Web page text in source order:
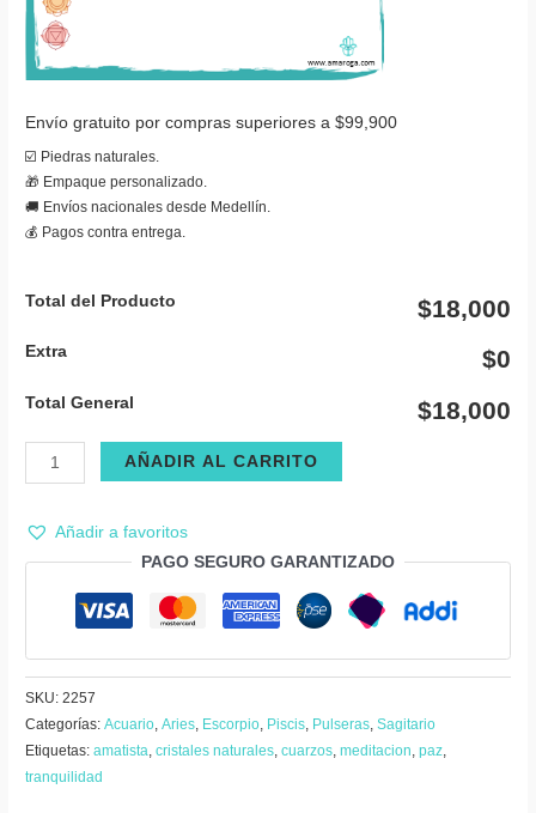
Envío gratuito por compras superiores a $99,900
☑️ Piedras naturales.
🎁 Empaque personalizado.
🚚 Envíos nacionales desde Medellín.
💰 Pagos contra entrega.
Total del Producto $18,000
Extra $0
Total General $18,000
Pulsera
amatista
cantidad
AÑADIR AL CARRITO
Añadir a favoritos
PAGO SEGURO GARANTIZADO
SKU:2257
Categorías:Acuario,Aries, Escorpio, Piscis, Pulseras,Sagitario
Etiquetas:amatista,cristales naturales,cuarzos,meditacion,paz,
tranquilidad